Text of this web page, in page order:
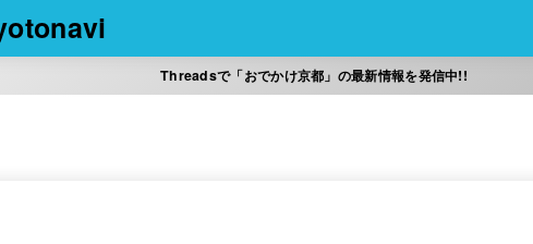
Threadsで「おでかけ京都」の最新情報を発信中!!